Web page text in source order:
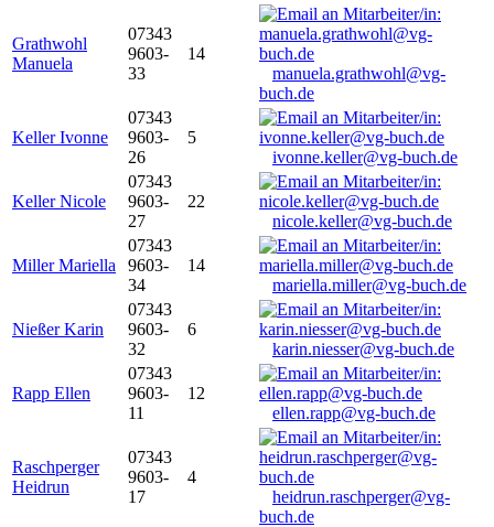
Grathwohl
Manuela
07343
9603-
33
14
manuela.grathwohl@vg-
buch.de
Keller Ivonne
07343
9603-
26
5
ivonne.keller@vg-buch.de
Keller Nicole
07343
9603-
27
22
nicole.keller@vg-buch.de
Miller Mariella
07343
9603-
34
14
mariella.miller@vg-buch.de
Nießer Karin
07343
9603-
32
6
karin.niesser@vg-buch.de
Rapp Ellen
07343
9603-
11
12
ellen.rapp@vg-buch.de
Raschperger
Heidrun
07343
9603-
17
4
heidrun.raschperger@vg-
buch.de